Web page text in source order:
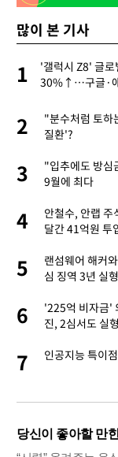
많이 본 기사
1
'갤럭시 Z8' 글로
30%↑…구글·
2
"분수처럼 토
질환'?
3
"입추에도 방
9월에 최다
4
안철수, 안랩
달간 41억원 투
5
랜섬웨어 해커
심 징역 3년 실형
6
'225억 비자금'
진, 2심서도 실형
7 인공지능 특이